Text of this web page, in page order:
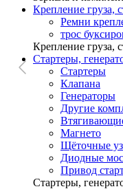
Крепление груза,
Ремни
трос
Крепление груза,
Стартеры,
Стартеры
Клапана
Генераторы
Другие
Магнето
Щёточные
Диодные
Привод
Стартеры,